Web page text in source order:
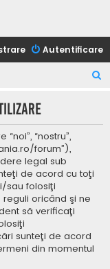
Autentificare
t
“nostru”,
forum”),
legal sub
de acord cu toţi
sau folosiţi
reguli oricând şi ne
să verificaţi
sunteţi de acord
din momentul